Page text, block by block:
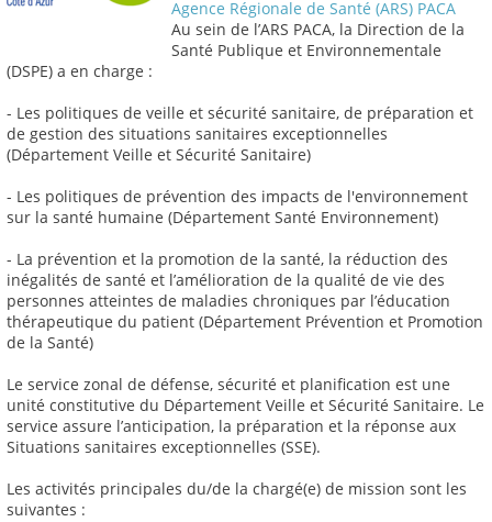
Agence Régionale de Santé (ARS) PACA
Au sein de l’ARS PACA, la Direction de la
Santé Publique et Environnementale
(DSPE) a en charge :
- Les politiques de veille et sécurité sanitaire, de préparation et
de gestion des situations sanitaires exceptionnelles
(Département Veille et Sécurité Sanitaire)
- Les politiques de prévention des impacts de l'environnement
sur la santé humaine (Département Santé Environnement)
- La prévention et la promotion de la santé, la réduction des
inégalités de santé et l’amélioration de la qualité de vie des
personnes atteintes de maladies chroniques par l’éducation
thérapeutique du patient (Département Prévention et Promotion
de la Santé)
Le service zonal de défense, sécurité et planification est une
unité constitutive du Département Veille et Sécurité Sanitaire. Le
service assure l’anticipation, la préparation et la réponse aux
Situations sanitaires exceptionnelles (SSE).
Les activités principales du/de la chargé(e) de mission sont les
suivantes :